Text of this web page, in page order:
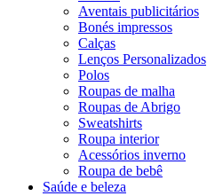
Aventais publicitários
Bonés impressos
Calças
Lenços Personalizados
Polos
Roupas de malha
Roupas de Abrigo
Sweatshirts
Roupa interior
Acessórios inverno
Roupa de bebê
Saúde e beleza